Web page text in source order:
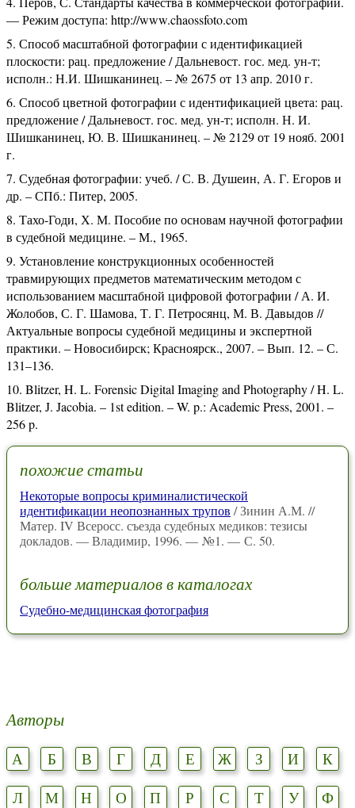
— Режим доступа: http://www.chaossfoto.com
Способ масштабной фотографии с идентификацией
плоскости: рац. предложение / Дальневост. гос. мед. ун-т;
исполн.: Н.И. Шишканинец. – № 2675 от 13 апр. 2010 г.
Способ цветной фотографии с идентификацией цвета: рац.
предложение / Дальневост. гос. мед. ун-т; исполн. Н. И.
Шишканинец, Ю. В. Шишканинец. – № 2129 от 19 нояб. 2001
г.
Судебная фотографии: учеб. / С. В. Душеин, А. Г. Егоров и
др. – СПб.: Питер, 2005.
Тахо-Годи, Х. М. Пособие по основам научной фотографии
в судебной медицине. – М., 1965.
Установление конструкционных особенностей
травмирующих предметов математическим методом с
использованием масштабной цифровой фотографии / А. И.
Жолобов, С. Г. Шамова, Т. Г. Петросянц, М. В. Давыдов //
Актуальные вопросы судебной медицины и экспертной
практики. – Новосибирск; Красноярск., 2007. – Вып. 12. – С.
131–136.
Blitzer, H. L. Forensic Digital Imaging and Photography / H. L.
Blitzer, J. Jacobia. – 1st edition. – W. p.: Academic Press, 2001. –
256 p.
похожие статьи
Некоторые вопросы криминалистической
идентификации неопознанных трупов / Зинин А.М. //
Матер. IV Всеросс. съезда судебных медиков: тезисы
докладов. — Владимир, 1996. — №1. — С. 50.
больше материалов в каталогах
Судебно-медицинская фотография
Авторы
А Б В Г Д Е Ж З И
К
Л
М Н О П Р С Т У
Ф